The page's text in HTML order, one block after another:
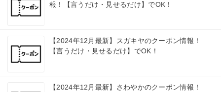
報！【言うだけ・見せるだけ】でOK！
【2024年12月最新】スガキヤのクーポン情報！
【言うだけ・見せるだけ】でOK！
【2024年12月最新】さわやかのクーポン情報！